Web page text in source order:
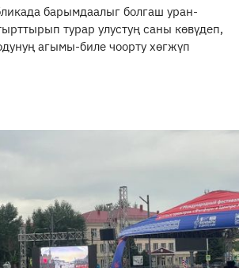
барымдаалыг болгаш уран-
турар улустуң саны көвүдеп,
агымы-биле чоорту хөгжүп